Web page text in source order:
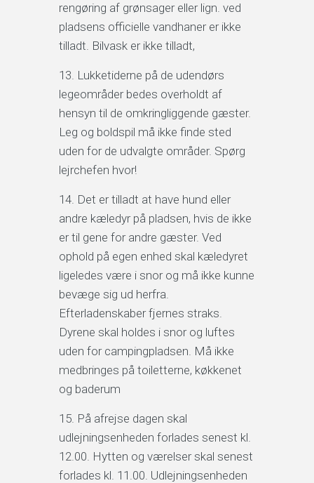
rengøring af grønsager eller lign. ved
pladsens officielle vandhaner er ikke
tilladt. Bilvask er ikke tilladt,
Lukketiderne på de udendørs
legeområder bedes overholdt af
hensyn til de omkringliggende gæster.
Leg og boldspil må ikke finde sted
uden for de udvalgte områder. Spørg
lejrchefen hvor!
Det er tilladt at have hund eller
andre kæledyr på pladsen, hvis de ikke
er til gene for andre gæster. Ved
ophold på egen enhed skal kæledyret
ligeledes være i snor og må ikke kunne
bevæge sig ud herfra.
Efterladenskaber fjernes straks.
Dyrene skal holdes i snor og luftes
uden for campingpladsen. Må ikke
medbringes på toiletterne, køkkenet
og baderum
På afrejse dagen skal
udlejningsenheden forlades senest kl.
12.00. Hytten og værelser skal senest
forlades kl. 11.00. Udlejningsenheden